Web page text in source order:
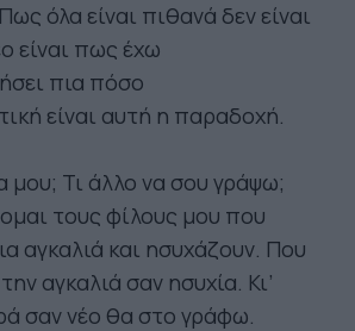
όλα είναι πιθανά δεν είναι
είναι πως έχω
πια πόσο
είναι αυτή η παραδοχή.
μου; Τι άλλο να σου γράψω;
τους φίλους μου που
αγκαλιά και ησυχάζουν. Που
αγκαλιά σαν ησυχία. Κι’
σαν νέο θα στο γράφω.